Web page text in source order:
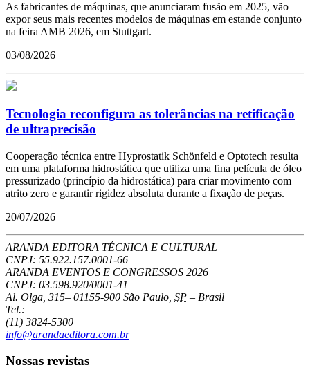
As fabricantes de máquinas, que anunciaram fusão em 2025, vão
expor seus mais recentes modelos de máquinas em estande conjunto
na feira AMB 2026, em Stuttgart.
03/08/2026
Tecnologia reconfigura as tolerâncias na retificação
de ultraprecisão
Cooperação técnica entre Hyprostatik Schönfeld e Optotech resulta
em uma plataforma hidrostática que utiliza uma fina película de óleo
pressurizado (princípio da hidrostática) para criar movimento com
atrito zero e garantir rigidez absoluta durante a fixação de peças.
20/07/2026
ARANDA EDITORA TÉCNICA E CULTURAL
CNPJ: 55.922.157.0001-66
ARANDA EVENTOS E CONGRESSOS 2026
CNPJ: 03.598.920/0001-41
Al. Olga, 315– 01155-900 São Paulo SP – Brasil
Tel.:
(11) 3824-5300
info@arandaeditora.com.br
Nossas revistas